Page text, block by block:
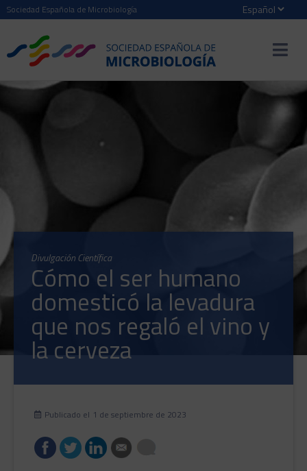
Sociedad Española de Microbiología
Divulgación Científica
Cómo el ser humano
domesticó la levadura
que nos regaló el vino y
la cerveza
Publicado el 1 de septiembre de 2023